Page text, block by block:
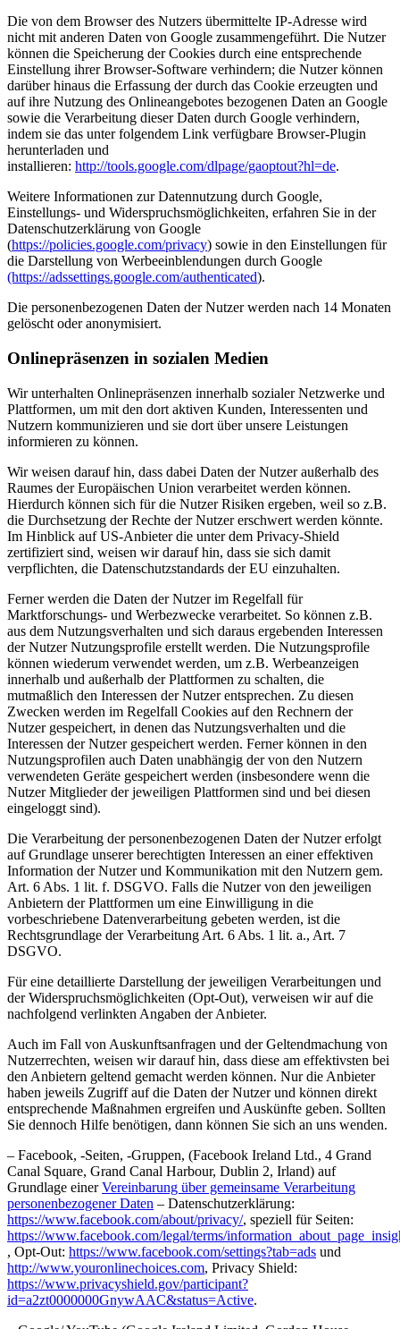
Die von dem Browser des Nutzers übermittelte IP-Adresse wird
nicht mit anderen Daten von Google zusammengeführt. Die Nutzer
können die Speicherung der Cookies durch eine entsprechende
Einstellung ihrer Browser-Software verhindern; die Nutzer können
darüber hinaus die Erfassung der durch das Cookie erzeugten und
auf ihre Nutzung des Onlineangebotes bezogenen Daten an Google
sowie die Verarbeitung dieser Daten durch Google verhindern,
indem sie das unter folgendem Link verfügbare Browser-Plugin
herunterladen und
installieren: http://tools.google.com/dlpage/gaoptout?hl=de.
Weitere Informationen zur Datennutzung durch Google,
Einstellungs- und Widerspruchsmöglichkeiten, erfahren Sie in der
Datenschutzerklärung von Google
(https://policies.google.com/privacy) sowie in den Einstellungen für
die Darstellung von Werbeeinblendungen durch Google
(https://adssettings.google.com/authenticated).
Die personenbezogenen Daten der Nutzer werden nach 14 Monaten
gelöscht oder anonymisiert.
Onlinepräsenzen in sozialen Medien
Wir unterhalten Onlinepräsenzen innerhalb sozialer Netzwerke und
Plattformen, um mit den dort aktiven Kunden, Interessenten und
Nutzern kommunizieren und sie dort über unsere Leistungen
informieren zu können.
Wir weisen darauf hin, dass dabei Daten der Nutzer außerhalb des
Raumes der Europäischen Union verarbeitet werden können.
Hierdurch können sich für die Nutzer Risiken ergeben, weil so z.B.
die Durchsetzung der Rechte der Nutzer erschwert werden könnte.
Im Hinblick auf US-Anbieter die unter dem Privacy-Shield
zertifiziert sind, weisen wir darauf hin, dass sie sich damit
verpflichten, die Datenschutzstandards der EU einzuhalten.
Ferner werden die Daten der Nutzer im Regelfall für
Marktforschungs- und Werbezwecke verarbeitet. So können z.B.
aus dem Nutzungsverhalten und sich daraus ergebenden Interessen
der Nutzer Nutzungsprofile erstellt werden. Die Nutzungsprofile
können wiederum verwendet werden, um z.B. Werbeanzeigen
innerhalb und außerhalb der Plattformen zu schalten, die
mutmaßlich den Interessen der Nutzer entsprechen. Zu diesen
Zwecken werden im Regelfall Cookies auf den Rechnern der
Nutzer gespeichert, in denen das Nutzungsverhalten und die
Interessen der Nutzer gespeichert werden. Ferner können in den
Nutzungsprofilen auch Daten unabhängig der von den Nutzern
verwendeten Geräte gespeichert werden (insbesondere wenn die
Nutzer Mitglieder der jeweiligen Plattformen sind und bei diesen
eingeloggt sind).
Die Verarbeitung der personenbezogenen Daten der Nutzer erfolgt
auf Grundlage unserer berechtigten Interessen an einer effektiven
Information der Nutzer und Kommunikation mit den Nutzern gem.
Art. 6 Abs. 1 lit. f. DSGVO. Falls die Nutzer von den jeweiligen
Anbietern der Plattformen um eine Einwilligung in die
vorbeschriebene Datenverarbeitung gebeten werden, ist die
Rechtsgrundlage der Verarbeitung Art. 6 Abs. 1 lit. a., Art. 7
DSGVO.
Für eine detaillierte Darstellung der jeweiligen Verarbeitungen und
der Widerspruchsmöglichkeiten (Opt-Out), verweisen wir auf die
nachfolgend verlinkten Angaben der Anbieter.
Auch im Fall von Auskunftsanfragen und der Geltendmachung von
Nutzerrechten, weisen wir darauf hin, dass diese am effektivsten bei
den Anbietern geltend gemacht werden können. Nur die Anbieter
haben jeweils Zugriff auf die Daten der Nutzer und können direkt
entsprechende Maßnahmen ergreifen und Auskünfte geben. Sollten
Sie dennoch Hilfe benötigen, dann können Sie sich an uns wenden.
– Facebook, -Seiten, -Gruppen, (Facebook Ireland Ltd., 4 Grand
Canal Square, Grand Canal Harbour, Dublin 2, Irland) auf
Grundlage einerVereinbarung über gemeinsame Verarbeitung
personenbezogener Daten – Datenschutzerklärung:
https://www.facebook.com/about/privacy/, speziell für Seiten:
https://www.facebook.com/legal/terms/
, Opt-Out: https://www.facebook.com/settings?tab=ads und
http://www.youronlinechoices.com, Privacy Shield:
https://www.privacyshield.gov/participant?
id=a2zt0000000GnywAAC&status=Active.